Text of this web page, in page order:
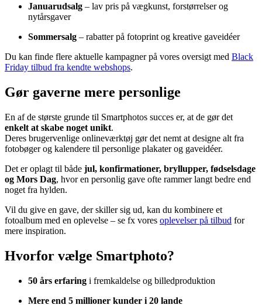
Januarudsalg – lav pris på vægkunst, forstørrelser og
nytårsgaver
Sommersalg – rabatter på fotoprint og kreative gaveidéer
Du kan finde flere aktuelle kampagner på vores oversigt med Black
Friday tilbud fra kendte webshops.
Gør gaverne mere personlige
En af de største grunde til Smartphotos succes er, at de gør det
enkelt at skabe noget unikt.
Deres brugervenlige onlineværktøj gør det nemt at designe alt fra
fotobøger og kalendere til personlige plakater og gaveidéer.
Det er oplagt til både jul, konfirmationer, bryllupper, fødselsdage
og Mors Dag, hvor en personlig gave ofte rammer langt bedre end
noget fra hylden.
Vil du give en gave, der skiller sig ud, kan du kombinere et
fotoalbum med en oplevelse – se fx vores oplevelser på tilbud for
mere inspiration.
Hvorfor vælge Smartphoto?
50 års erfaring i fremkaldelse og billedproduktion
Mere end 5 millioner kunder i 20 lande